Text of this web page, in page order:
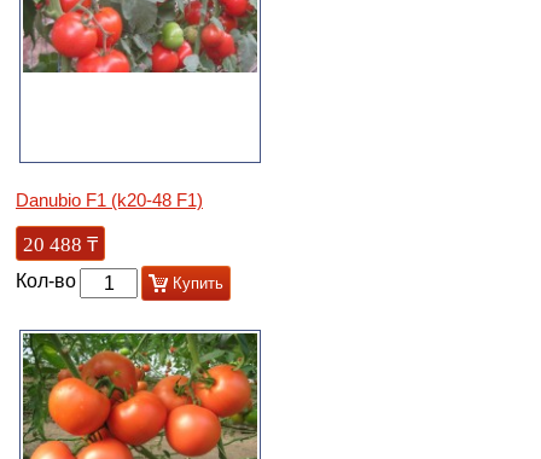
Danubio F1 (k20-48 F1)
20 488 ₸
Кол-во Купить